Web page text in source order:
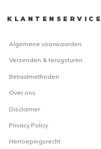
KLANTENSERVICE
Algemene voorwaarden
Verzenden & terugsturen
Betaalmethoden
Over ons
Disclaimer
Privacy Policy
Herroepingsrecht